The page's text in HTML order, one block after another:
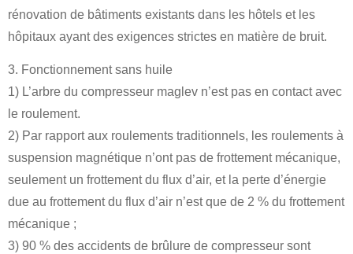
rénovation de bâtiments existants dans les hôtels et les
hôpitaux ayant des exigences strictes en matière de bruit.
3. Fonctionnement sans huile
1) L’arbre du compresseur maglev n’est pas en contact avec
le roulement.
2) Par rapport aux roulements traditionnels, les roulements à
suspension magnétique n’ont pas de frottement mécanique,
seulement un frottement du flux d’air, et la perte d’énergie
due au frottement du flux d’air n’est que de 2 % du frottement
mécanique ;
3) 90 % des accidents de brûlure de compresseur sont